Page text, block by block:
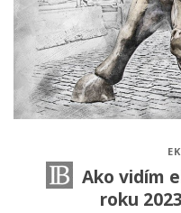
Ako vidím
roku